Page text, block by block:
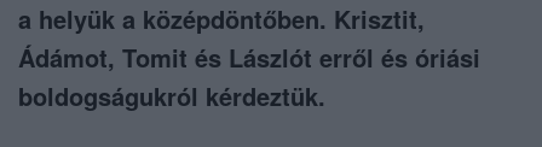
a helyük a középdöntőben. Krisztit,
Ádámot, Tomit és Lászlót erről és óriási
boldogságukról kérdeztük.